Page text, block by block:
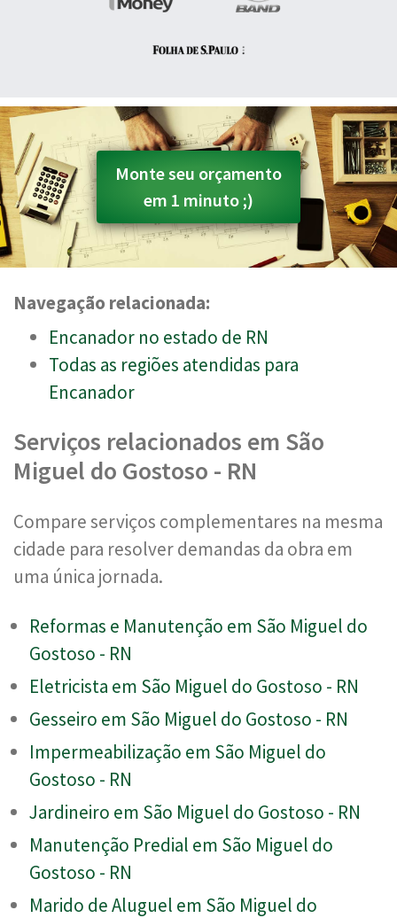
Monte seu orçamento
em 1 minuto ;)
Navegação relacionada:
Encanador no estado de RN
Todas as regiões atendidas para
Encanador
Serviços relacionados em São
Miguel do Gostoso - RN
Compare serviços complementares na mesma
cidade para resolver demandas da obra em
uma única jornada.
Reformas e Manutenção em São Miguel do
Gostoso - RN
Eletricista em São Miguel do Gostoso - RN
Gesseiro em São Miguel do Gostoso - RN
Impermeabilização em São Miguel do
Gostoso - RN
Jardineiro em São Miguel do Gostoso - RN
Manutenção Predial em São Miguel do
Gostoso - RN
Marido de Aluguel em São Miguel do